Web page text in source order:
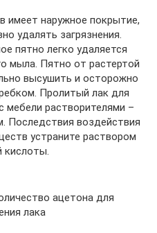
имеет наружное покрытие,
удалять загрязнения.
пятно легко удаляется
мыла. Пятно от растертой
высушить и осторожно
Пролитый лак для
мебели растворителями –
Последствия воздействия
устраните раствором
кислоты.
ацетона для
лака